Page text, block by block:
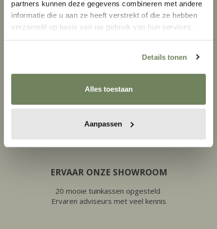
partners kunnen deze gegevens combineren met andere
informatie die u aan ze heeft verstrekt of die ze hebben
verzameld op basis van uw gebruik van hun services.
Details tonen
Alles toestaan
Aanpassen
FAMILIEBEDRIJF SINDS 2008
ERVAAR ONZE SHOWROOM
20 mooie tuinkassen opgesteld
Ervaren adviseurs met veel kennis